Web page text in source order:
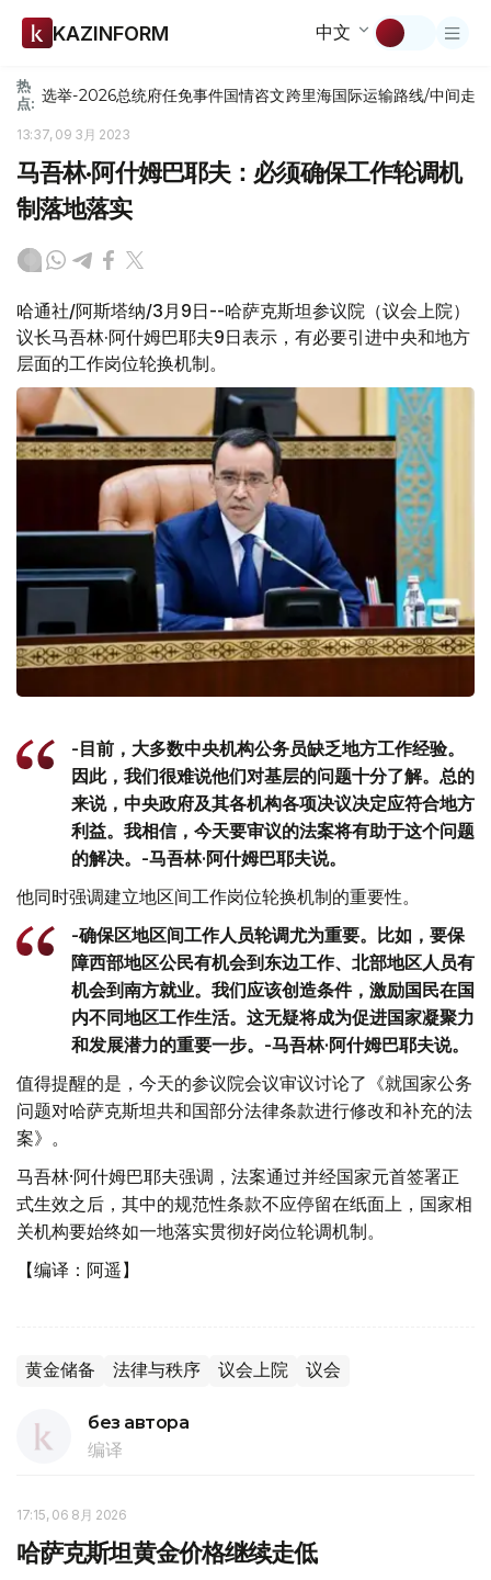
KAZINFORM 中文
热
点: 选举-2026总统府任免事件国情咨文跨里海国际运输路线/中间走廊
13:37, 09 3月 2023
马吾林·阿什姆巴耶夫：必须确保工作轮调机
制落地落实
哈通社/阿斯塔纳/3月9日--哈萨克斯坦参议院（议会上院）
议长马吾林·阿什姆巴耶夫9日表示，有必要引进中央和地方
层面的工作岗位轮换机制。
-目前，大多数中央机构公务员缺乏地方工作经验。
因此，我们很难说他们对基层的问题十分了解。总的
来说，中央政府及其各机构各项决议决定应符合地方
利益。我相信，今天要审议​​的法案将有助于这个问题
的解决。-马吾林·阿什姆巴耶夫说。
他同时强调建立地区间工作岗位轮换机制的重要性。
-确保区地区间工作人员轮调尤为重要。比如，要保
障西部地区公民有机会到东边工作、北部地区人员有
机会到南方就业。我们应该创造条件，激励国民在国
内不同地区工作生活。这无疑将成为促进国家凝聚力
和发展潜力的重要一步。-马吾林·阿什姆巴耶夫说。
值得提醒的是，今天的参议院会议审议讨论了《就国家公务
问题对哈萨克斯坦共和国部分法律条款进行修改和补充的法
案》。
马吾林·阿什姆巴耶夫强调，法案通过并经国家元首签署正
式生效之后，其中的规范性条款不应停留在纸面上，国家相
关机构要始终如一地落实贯彻好岗位轮调机制。
【编译：阿遥】
黄金储备 法律与秩序 议会上院 议会
без автора
编译
17:15, 06 8月 2026
哈萨克斯坦黄金价格继续走低